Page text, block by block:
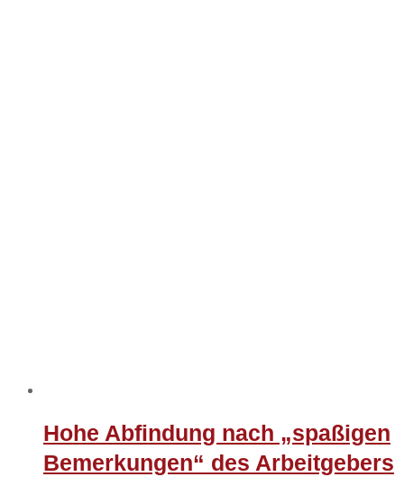
Hohe Abfindung nach „spaßigen
Bemerkungen“ des Arbeitgebers